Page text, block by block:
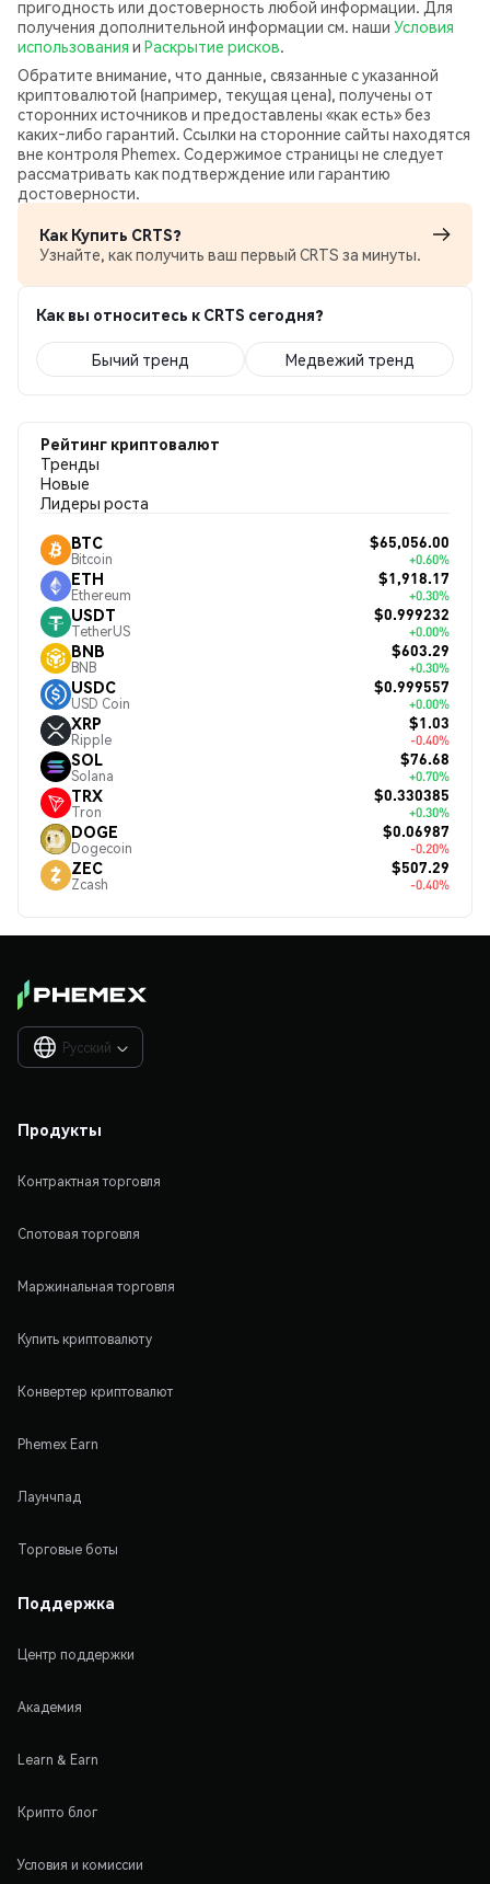
пригодность или достоверность любой информации. Для
получения дополнительной информации см. наши Условия
использования и Раскрытие рисков.
Обратите внимание, что данные, связанные с указанной
криптовалютой (например, текущая цена), получены от
сторонних источников и предоставлены «как есть» без
каких‑либо гарантий. Ссылки на сторонние сайты находятся
вне контроля Phemex. Содержимое страницы не следует
рассматривать как подтверждение или гарантию
достоверности.
Как Купить CRTS?
Узнайте, как получить ваш первый CRTS за минуты.
Как вы относитесь к CRTS сегодня?
Бычий тренд Медвежий тренд
Рейтинг криптовалют
Тренды
Новые
Лидеры роста
BTC
Bitcoin
$65,056.00
+0.60%
ETH
Ethereum
$1,918.17
+0.30%
USDT
TetherUS
$0.999232
+0.00%
BNB
BNB
$603.29
+0.30%
USDC
USD Coin
$0.999557
+0.00%
XRP
Ripple
$1.03
-0.40%
SOL
Solana
$76.68
+0.70%
TRX
Tron
$0.330385
+0.30%
DOGE
Dogecoin
$0.06987
-0.20%
ZEC
Zcash
$507.29
-0.40%
Русский 
Продукты
Контрактная торговля
Спотовая торговля
Маржинальная торговля
Купить криптовалюту
Конвертер криптовалют
Phemex Earn
Лаунчпад
Торговые боты
Поддержка
Центр поддержки
Академия
Learn & Earn
Крипто блог
Условия и комиссии